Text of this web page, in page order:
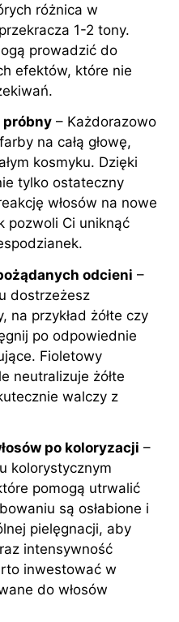
różnica w
1-2 tony.
prowadzić do
efektów, które nie
próbny – Każdorazowo
na całą głowę,
kosmyku. Dzięki
tylko ostateczny
włosów na nowe
pozwoli Ci uniknąć
odcieni –
dostrzeżesz
na przykład żółte czy
po odpowiednie
Fioletowy
neutralizuje żółte
walczy z
po koloryzacji –
kolorystycznym
pomogą utrwalić
są osłabione i
pielęgnacji, aby
intensywność
inwestować w
do włosów